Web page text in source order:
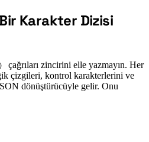
Karakter Dizisi
çağrıları zincirini elle yazmayın. Her
çizgileri, kontrol karakterlerini ve
dönüştürücüyle gelir. Onu